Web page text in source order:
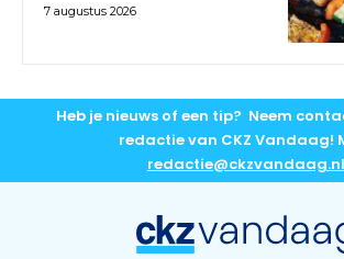
7 augustus 2026
Heb je nieuws of een tip? Neem
redactie van CKZ Vandaag!
redactie@ckzvandaag.nl